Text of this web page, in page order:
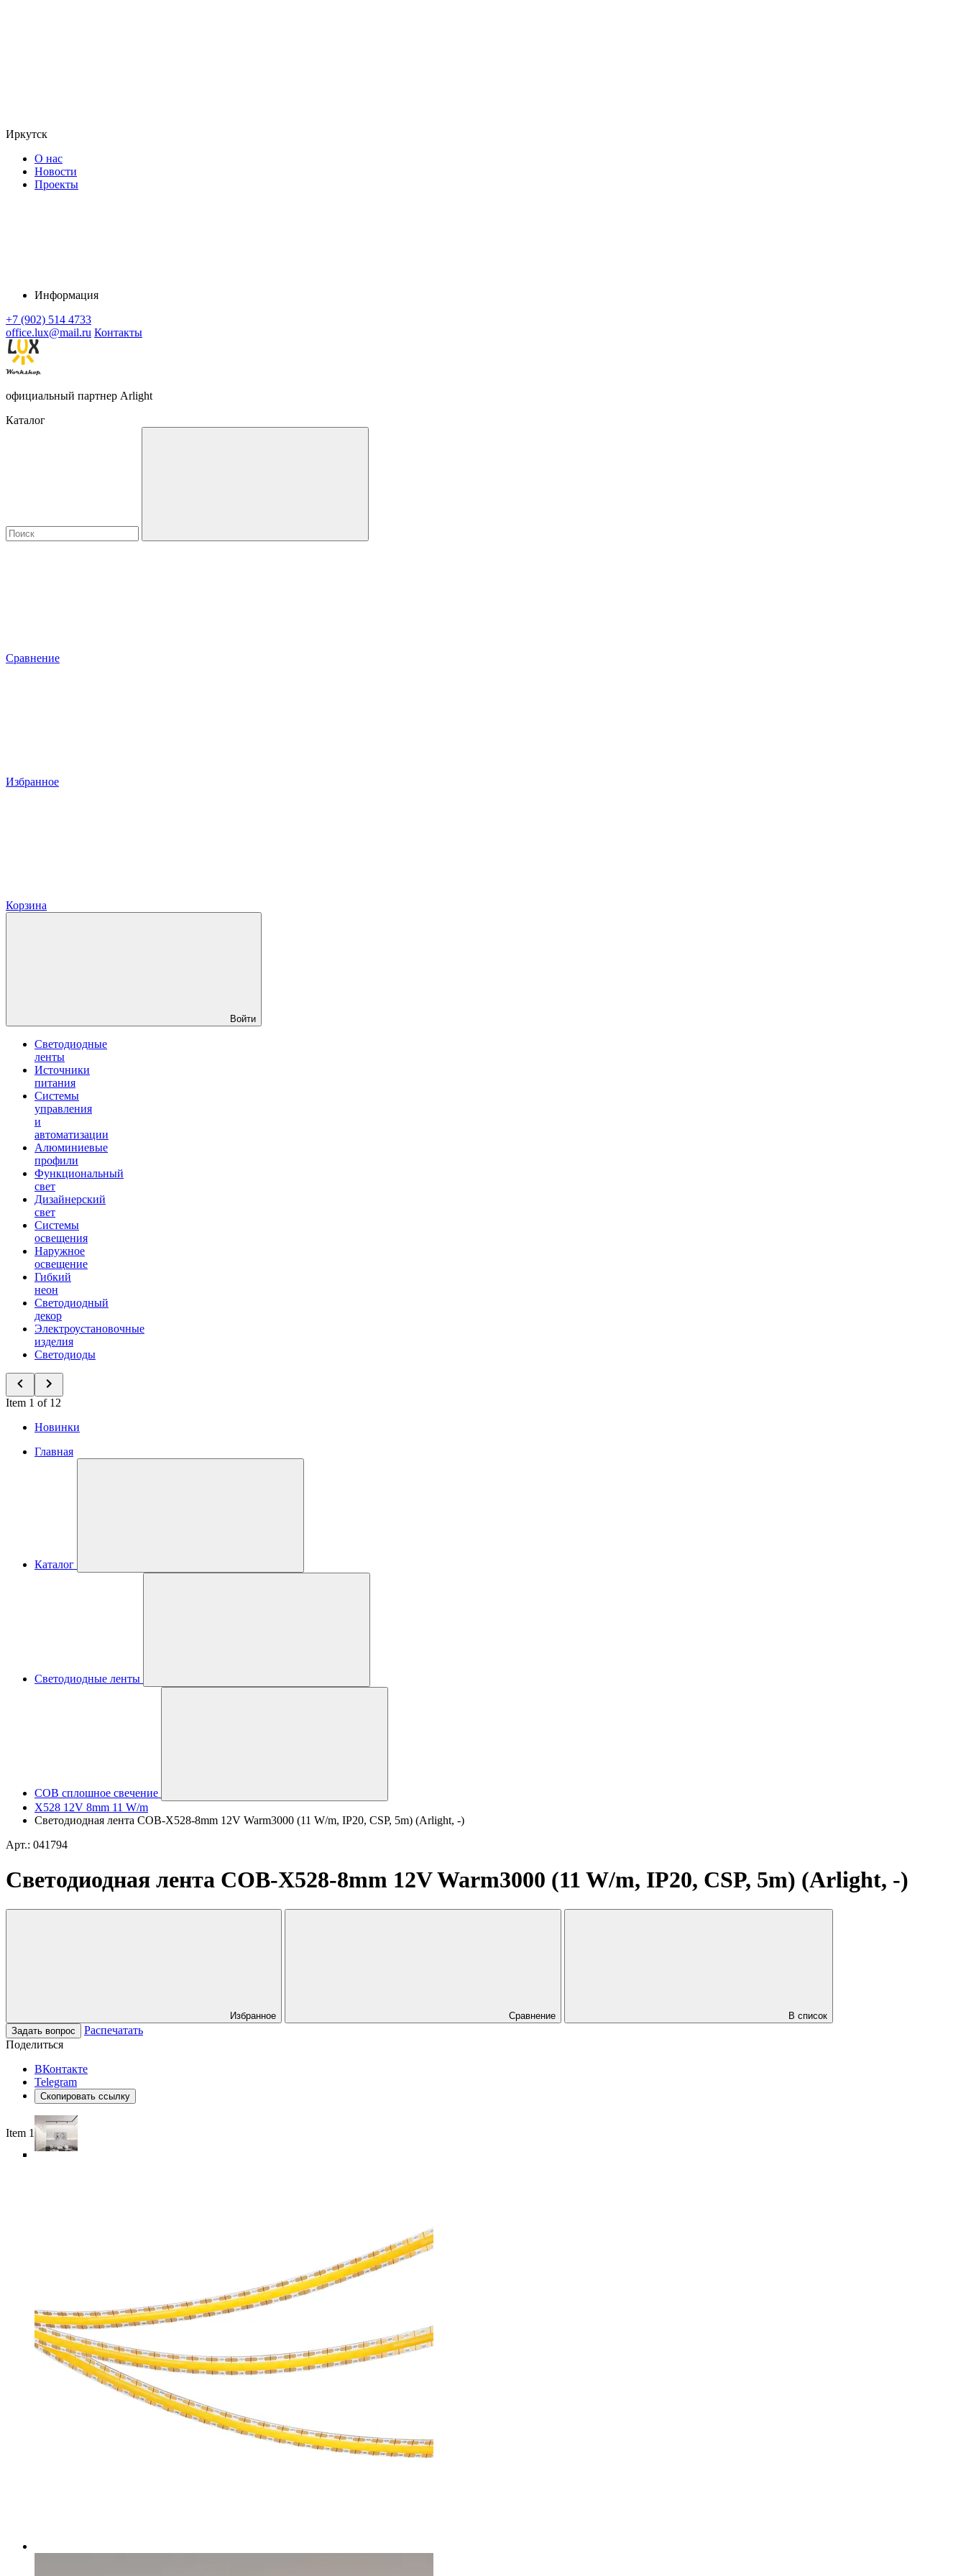
Иркутск
О нас
Новости
Проекты
Информация
+7 (902) 514 4733
office.lux@mail.ru Контакты
официальный партнер Arlight
Каталог
Сравнение
Избранное
Корзина
Войти
Светодиодные
ленты
Источники
питания
Системы
управления
и
автоматизации
Алюминиевые
профили
Функциональный
свет
Дизайнерский
свет
Системы
освещения
Наружное
освещение
Гибкий
неон
Светодиодный
декор
Электроустановочные
изделия
Светодиоды
Item 1 of 12
Новинки
Главная
Каталог
Светодиодные ленты
COB сплошное свечение
X528 12V 8mm 11 W/m
Светодиодная лента COB-X528-8mm 12V Warm3000 (11 W/m, IP20, CSP, 5m) (Arlight, -)
Арт.: 041794
Светодиодная лента COB-X528-8mm 12V Warm3000 (11 W/m, IP20, CSP, 5m) (Arlight, -)
Избранное Сравнение
В список
Задать вопрос
Распечатать
Поделиться
ВКонтакте
Telegram
Скопировать ссылку
Item 1 of 6